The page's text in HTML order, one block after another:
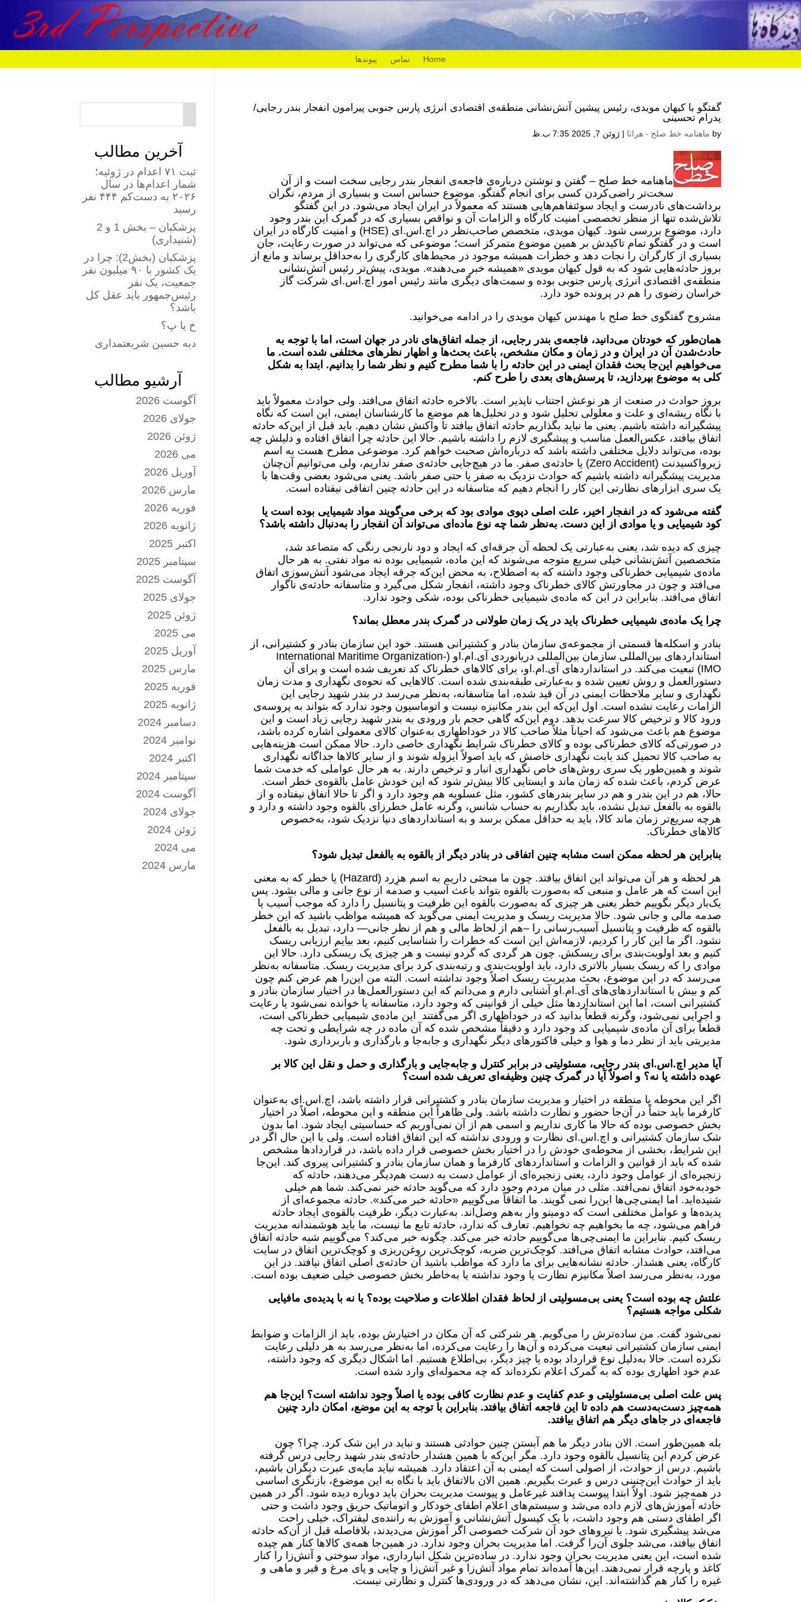
Home تماس پیوندها
گفتگو با کیهان مویدی، رئیس پیشین آتش‌نشانی منطقه‌ی اقتصادی انرژی پارس جنوبی پیرامون انفجار بندر رجایی/
پدرام تحسینی
by ماهنامه خط صلح - هرانا |ژوئن 7, 2025 7:35 ب.ظ
ماهنامه خط صلح – گفتن و نوشتن درباره‌ی فاجعه‌ی انفجار بندر رجایی سخت است و از آن
سخت‌تر راضی‌کردن کسی برای انجام گفتگو. موضوع حساس است و بسیاری از مردم، نگران
برداشت‌های نادرست و ایجاد سوئتفاهم‌هایی هستند که معمولاً در ایران ایجاد می‌شود. در این گفتگو
تلاش‌شده تنها از منظر تخصصی امنیت کارگاه و الزامات آن و نواقص بسیاری که در گمرک این بندر وجود
دارد، موضوع بررسی شود. کیهان مویدی، متخصص صاحب‌نظر در اچ.اس.ای (HSE) و امنیت کارگاه در ایران
است و در گفتگو تمام تاکیدش بر همین موضوع متمرکز است؛ موضوعی که می‌تواند در صورت رعایت، جان
بسیاری از کارگران را نجات دهد و خطرات همیشه موجود در محیط‌های کارگری را به‌حداقل برساند و مانع از
بروز حادثه‌هایی شود که به قول کیهان مویدی «همیشه خبر می‌دهند». مویدی، پیش‌تر رئیس آتش‌نشانی
منطقه‌ی اقتصادی انرژی پارس جنوبی بوده و سمت‌های دیگری مانند رئیس امور اچ.اس.ای شرکت گاز
خراسان رضوی را هم در پرونده خود دارد.
مشروح گفتگوی خط صلح با مهندس کیهان مویدی را در ادامه می‌خوانید.
همان‌طور که خودتان می‌دانید، فاجعه‌ی بندر رجایی، از جمله اتفاق‌های نادر در جهان است، اما با توجه به
حادث‌شدن آن در ایران و در زمان و مکان مشخص، باعث بحث‌ها و اظهار نظرهای مختلفی شده است. ما
می‌خواهیم این‌جا بحث فقدان ایمنی در این حادثه را با شما مطرح کنیم و نظر شما را بدانیم. ابتدا به شکل
کلی به موضوع بپردازید، تا پرسش‌های بعدی را طرح کنم.
بروز حوادث در صنعت از هر نوعش اجتناب ناپذیر است. بالاخره حادثه اتفاق می‌افتد. ولی حوادث معمولاً باید
با نگاه ریشه‌ای و علت و معلولی تحلیل شود و در تحلیل‌ها هم موضع ما کارشناسان ایمنی، این است که نگاه
پیشگیرانه داشته باشیم. یعنی ما نباید بگذاریم حادثه اتفاق بیافتد تا واکنش نشان دهیم. باید قبل از این‌که حادثه
اتفاق بیافتد، عکس‌العمل مناسب و پیشگیری لازم را داشته باشیم. حالا این حادثه چرا اتفاق افتاده و دلیلش چه
بوده، می‌تواند دلایل مختلفی داشته باشد که درباره‌اش صحبت خواهم کرد. موضوعی مطرح هست به اسم
زیرواکسیدنت (Zero Accident) یا حادثه‌ی صفر. ما در هیچ‌جایی حادثه‌ی صفر نداریم، ولی می‌توانیم آن‌چنان
مدیریت پیشگیرانه داشته باشیم که حوادث نزدیک به صفر یا حتی صفر باشد. یعنی می‌شود بعضی وقت‌ها با
یک سری ابزارهای نظارتی این کار را انجام دهیم که متاسفانه در این حادثه چنین اتفاقی نیفتاده است.
گفته می‌شود که در انفجار اخیر، علت اصلی دپوی موادی بود که برخی می‌گویند مواد شیمیایی بوده است یا
کود شیمیایی و یا موادی از این دست. به‌نظر شما چه نوع ماده‌ای می‌تواند آن انفجار را به‌دنبال داشته باشد؟
چیزی که دیده شد، یعنی به‌عبارتی یک لحظه آن جرقه‌ای که ایجاد و دود نارنجی رنگی که متصاعد شد،
متخصصین آتش‌نشانی خیلی سریع متوجه می‌شوند که این ماده، شیمیایی بوده نه مواد نفتی. به هر حال
ماده‌ی شیمیایی خطرناکی وجود داشته که به اصطلاح، به محض این‌که جرقه ایجاد می‌شود آتش‌سوزی اتفاق
می‌افتد و چون در مجاورتش کالای خطرناک وجود داشته، انفجار شکل می‌گیرد و متاسفانه حادثه‌ی ناگوار
اتفاق می‌افتد. بنابراین در این که ماده‌ی شیمیایی خطرناکی بوده، شکی وجود ندارد.
چرا یک ماده‌ی شیمیایی خطرناک باید در یک زمان طولانی در گمرک بندر معطل بماند؟
بنادر و اسکله‌ها قسمتی از مجموعه‌ی سازمان بنادر و کشتیرانی هستند. خود این سازمان بنادر و کشتیرانی، از
استانداردهای بین‌المللی سازمان بین‌المللی دریانوردی آی.ام.او (International Maritime Organization-
IMO) تبعیت می‌کند. در استانداردهای آی.ام.او، برای کالاهای خطرناک کد تعریف شده است و برای آن
دستورالعمل و روش تعیین شده و به‌عبارتی طبقه‌بندی شده است. کالاهایی که نحوه‌ی نگهداری و مدت زمان
نگهداری و سایر ملاحظات ایمنی در آن قید شده، اما متاسفانه، به‌نظر می‌رسد در بندر شهید رجایی این
الزامات رعایت نشده است. اول این‌که این بندر مکانیزه نیست و اتوماسیون وجود ندارد که بتواند به پروسه‌ی
ورود کالا و ترخیص کالا سرعت بدهد. دوم این‌که گاهی حجم بار ورودی به بندر شهید رجایی زیاد است و این
موضوع هم باعث می‌شود که احیاناَ مثلاً صاحب کالا در خوداظهاری به‌عنوان کالای معمولی اشاره کرده باشد،
در صورتی‌که کالای خطرناکی بوده و کالای خطرناک شرایط نگهداری خاصی دارد. حالا ممکن است هزینه‌هایی
به صاحب کالا تحمیل کند بابت نگهداری خاصش که باید اصولاً ایزوله شوند و از سایر کالاها جداگانه نگهداری
شوند و همین‌طور یک سری روش‌های خاص نگهداری انبار و ترخیص دارند. به هر حال عواملی که خدمت شما
عرض کردم، باعث شده که زمان ماند و ایستایی کالا بیش‌تر شود که این خودش عامل بالقوه‌ی خطر است.
حالا، هم در این بندر و هم در سایر بندرهای کشور، مثل عسلویه هم وجود دارد و اگر تا حالا اتفاق نیفتاده و از
بالقوه به بالفعل تبدیل نشده، باید بگذاریم به حساب شانس، وگرنه عامل خطرزای بالقوه وجود داشته و دارد و
هرچه سریع‌تر زمان ماند کالا، باید به‌ حداقل ممکن برسد و به استانداردهای دنیا نزدیک شود، به‌خصوص
کالاهای خطرناک.
بنابراین هر لحظه ممکن است مشابه چنین اتفاقی در بنادر دیگر از بالقوه به بالفعل تبدیل شود؟
هر لحظه و هر آن می‌تواند این اتفاق بیافتد. چون ما مبحثی داریم به اسم هزِرد (Hazard) یا خطر که به معنی
این است که هر عامل و منبعی که به‌صورت بالقوه بتواند باعث آسیب و صدمه از نوع جانی و مالی بشود. پس
یک‌بار دیگر بگوییم خطر یعنی هر چیزی که به‌صورت بالقوه این ظرفیت و پتانسیل را دارد که موجب آسیب یا
صدمه مالی و جانی شود. حالا مدیریت ریسک و مدیریت ایمنی می‌گوید که همیشه مواظب باشید که این خطر
بالقوه که ظرفیت و پتانسیل آسیب‌رسانی را –هم از لحاظ مالی و هم از نظر جانی— دارد، تبدیل به بالفعل
نشود. اگر ما این کار را کردیم، لازمه‌اش این است که خطرات را شناسایی کنیم، بعد بیایم ارزیابی ریسک
کنیم و بعد اولویت‌بندی برای ریسکش. چون هر گردی که گردو نیست و هر چیزی یک ریسکی دارد. حالا این
موادی را که ریسک بسیار بالاتری دارد، باید اولویت‌بندی و رتبه‌بندی کرد برای مدیریت ریسک. متاسفانه به‌نظر
می‌رسد که در این موضوع، بحث مدیریت ریسک اصلاً وجود نداشته است. البته من این‌را هم عرض کنم چون
کم و بیش با استانداردهای‌های آی.ام.او آشنایی دارم و می‌دانم که این دستورالعمل‌ها در اختیار سازمان بنادر و
کشتیرانی است، اما این استانداردها مثل خیلی از قوانینی که وجود دارد، متاسفانه یا خوانده نمی‌شود یا رعایت
و اجرایی نمی‌شود، وگرنه قطعاً بدانید که در خوداظهاری اگر می‌گفتند این ماده‌ی شیمیایی خطرناکی است،
قطعاً برای آن ماده‌ی شیمیایی کد وجود دارد و دقیقاً مشخص شده که آن ماده در چه شرایطی و تحت چه
مدیریتی باید از نظر دما و هوا و خیلی فاکتورهای دیگر نگهداری و جابه‌جا و بارگذاری و باربرداری شود.
آیا مدیر اچ.‌اس.‌ای بندر رجایی، مسئولیتی در برابر کنترل و جابه‌جایی و بارگذاری و حمل و نقل این کالا بر
عهده داشته یا نه؟ و اصولاً آیا در گمرک چنین وظیفه‌ای تعریف شده است؟
اگر این محوطه یا منطقه در اختیار و مدیریت سازمان بنادر و کشتیرانی قرار داشته باشد، اچ.اس.ای به‌عنوان
کارفرما باید حتماً در آن‌جا حضور و نظارت داشته باشد. ولی ظاهراً این منطقه و این محوطه، اصلاً در اختیار
بخش خصوصی بوده که حالا ما کاری نداریم و اسمی هم از آن نمی‌آوریم که حساسیتی ایجاد شود. اما بدون
شک سازمان کشتیرانی و اچ.اس.ای نظارت و ورودی نداشته که این اتفاق افتاده است. ولی با این حال اگر در
این شرایط، بخشی از محوطه‌ی خودش را در اختیار بخش خصوصی قرار داده باشد، در قراردادها مشخص
شده که باید از قوانین و الزامات و استانداردهای کارفرما و همان سازمان بنادر و کشتیرانی پیروی کند. این‌جا
زنجیره‌ای از عوامل وجود دارد، یعنی زنجیره‌ای از عوامل دست به دست هم‌دیگر می‌دهند، حادثه که
خودبه‌خود اتفاق نمی‌افتد. مثلی در میان مردم وجود دارد که می‌گوید حادثه خبر نمی‌کند. شما هم خیلی
شنیده‌اید. اما ایمنی‌چی‌ها این‌را نمی گویند. ما اتفاقاً می‌گوییم «حادثه خبر می‌کند». حادثه مجموعه‌ای از
پدیده‌ها و عوامل مختلفی است که دومینو وار به‌هم وصل‌اند. به‌عبارت دیگر، ظرفیت بالقوه‌ی ایجاد حادثه
فراهم می‌شود، چه ما بخواهیم چه نخواهیم. تعارف که ندارد، حادثه تابع ما نیست، ما باید هوشمندانه مدیریت
ریسک کنیم. بنابراین ما ایمنی‌چی‌ها می‌گوییم حادثه خبر می‌کند. چگونه خبر می‌کند؟ می‌گوییم شبه حادثه اتفاق
می‌افتد، حوادث مشابه اتفاق می‌افتد. کوچک‌ترین ضربه،‌ کوچک‌ترین روغن‌ریزی و کوچک‌ترین اتفاق در سایت
کارگاه، یعنی هشدار. حادثه نشانه‌هایی برای ما دارد که مواظب باشید آن حادثه‌ی اصلی اتفاق نیافتد. در این
مورد، به‌نظر می‌رسد اصلاً مکانیزم نظارت یا وجود نداشته یا به‌خاطر بخش خصوصی خیلی ضعیف بوده است.
علتش چه بوده است؟ یعنی بی‌مسولیتی از لحاظ فقدان اطلاعات و صلاحیت بوده؟ یا نه با پدیده‌ی مافیایی
شکلی مواجه هستیم؟
نمی‌شود گفت. من ساده‌ترش را می‌گویم. هر شرکتی که آن مکان در اختیارش بوده، باید از الزامات و ضوابط
ایمنی سازمان کشتیرانی تبعیت می‌کرده و آن‌ها را رعایت می‌کرده، اما به‌نظر می‌رسد به هر دلیلی رعایت
نکرده است. حالا به‌دلیل نوع قرارداد بوده یا چیز دیگر، بی‌اطلاع هستیم. اما اشکال دیگری که وجود داشته،
عدم خود اظهاری بوده که به گمرک اعلام نکرده‌اند که چه محموله‌ای وارد شده است.
پس علت اصلی بی‌مسئولیتی و عدم کفایت و عدم نظارت کافی بوده یا اصلاً وجود نداشته است؟ این‌جا هم
همه‌چیز دست‌به‌دست هم داده تا این فاجعه اتفاق بیافتد. بنابراین با توجه به این موضع، امکان دارد چنین
فاجعه‌ای در جاهای دیگر هم اتفاق بیافتد.
بله همین‌طور است. الان بنادر دیگر ما هم آبستن چنین حوادثی هستند و نباید در این شک کرد. چرا؟ چون
عرض کردم این پتانسیل بالقوه وجود دارد. مگر این‌که با همین هشدار حادثه‌ی بندر شهید رجایی درس گرفته
باشیم. درس از حوادث، از اصولی است که ایمنی به آن اعتقاد دارد. همیشه نباید مایه‌ی عبرت دیگران باشیم،
باید از حوادث این‌چنینی درس و عبرت بگیریم. همین الان بالاتفاق باید با نگاه به این موضوع، بازنگری اساسی
در همه‌چیز شود. اولاً ابتدا پیوست پدافند غیرعامل و پیوست مدیریت بحران باید دوباره دیده شود. اگر در همین
حادثه‌ آموزش‌های لازم داده می‌شد و سیستم‌های اعلام اطفای خودکار و اتوماتیک حریق وجود داشت و حتی
اگر اطفای دستی هم وجود داشت، با یک کپسول آتش‌نشانی و آموزش به راننده‌ی لیفتراک، خیلی راحت
می‌شد پیشگیری شود. یا نیروهای خود آن شرکت خصوصی اگر آموزش می‌دیدند، بلافاصله قبل از آن‌که حادثه
اتفاق بیافتد، می‌شد جلوی آن‌را گرفت. اما مدیریت بحران وجود ندارد. در همین‌جا همه‌ی کالاها کنار هم چیده
شده است، این یعنی مدیریت بحران وجود ندارد. در ساده‌ترین شکل انبارداری، مواد سوختی و آتش‌زا را کنار
کاغذ و پارچه قرار نمی‌دهند. این‌ها آمده‌اند تمام مواد آتش‌زا و غیر آتش‌زا و چایی و پای مرغ و قیر و ماهی و
غیره را کنار هم گذاشته‌اند. این، نشان می‌دهد که در ورودی‌ها کنترل و نظارتی نیست.
آخرین مطالب
ثبت ۷۱ اعدام در ژوئیه؛
شمار اعدام‌ها در سال
۲۰۲۶ به دست‌کم ۴۴۴ نفر
رسید
پزشکیان – بخش 1 و 2
(شنیداری)
پزشکیان (بخش2): چرا در
یک کشور با ۹۰ میلیون نفر
جمعیت، یک نفر
رئیس‌جمهور باید عقل کل
باشد؟
خ یا پ؟
دبه حسین شریعتمداری
آرشیو مطالب
آگوست 2026
جولای 2026
ژوئن 2026
می 2026
آوریل 2026
مارس 2026
فوریه 2026
ژانویه 2026
اکتبر 2025
سپتامبر 2025
آگوست 2025
جولای 2025
ژوئن 2025
می 2025
آوریل 2025
مارس 2025
فوریه 2025
ژانویه 2025
دسامبر 2024
نوامبر 2024
اکتبر 2024
سپتامبر 2024
آگوست 2024
جولای 2024
ژوئن 2024
می 2024
مارس 2024